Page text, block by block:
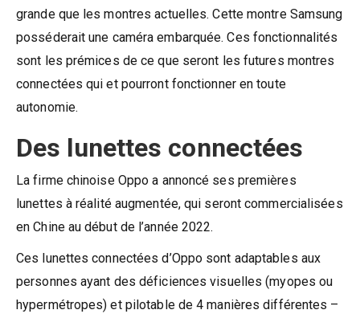
grande que les montres actuelles. Cette montre Samsung
posséderait une caméra embarquée. Ces fonctionnalités
sont les prémices de ce que seront les futures montres
connectées qui et pourront fonctionner en toute
autonomie.
Des lunettes connectées
La firme chinoise Oppo a annoncé ses premières
lunettes à réalité augmentée, qui seront commercialisées
en Chine au début de l’année 2022.
Ces lunettes connectées d’Oppo sont adaptables aux
personnes ayant des déficiences visuelles (myopes ou
hypermétropes) et pilotable de 4 manières différentes –